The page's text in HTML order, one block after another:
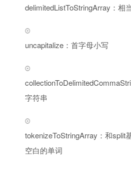
delimitedListToStringArray：相
uncapitalize：首字母小写
字符串
tokenizeToStringArray：和split
空白的单词